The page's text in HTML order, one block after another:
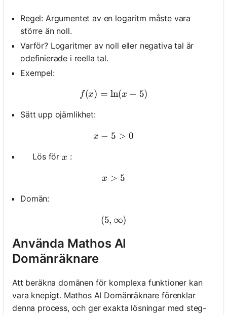
Regel: Argumentet av en logaritm måste vara
större än noll.
Varför? Logaritmer av noll eller negativa tal är
odefinierade i reella tal.
Exempel:
f(x)=\ln (x-5)
f(x) = ln(x − 5)
Sätt upp ojämlikhet:
x-5>0
x − 5 > 0
\quad
Lös för x
x :
x>5
x > 5
Domän:
(5, \infty)
(5, ∞)
Använda Mathos AI
Domänräknare
Att beräkna domänen för komplexa funktioner kan
vara knepigt. Mathos AI Domänräknare förenklar
denna process, och ger exakta lösningar med steg-